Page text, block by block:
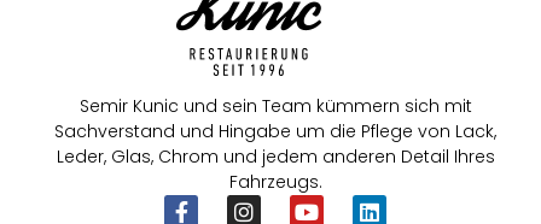
Semir Kunic und sein Team kümmern sich mit
Sachverstand und Hingabe um die Pflege von Lack,
Leder, Glas, Chrom und jedem anderen Detail Ihres
Fahrzeugs.